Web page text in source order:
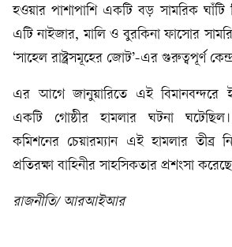
হওয়ার পাশাপাশি একটি বড় সামরিক
এটি নাইজার, মালি ও বুরকিনা ফাসোর
‘সাহেল রাষ্ট্রসমূহের জোট’-এর গুরুত্বপূর্ণ
এর আগে জানুয়ারিতে এই বিমানবন্দরে
একটি গোষ্ঠীর হামলার ঘটনা
কমিশনের চেয়ারম্যান এই হামলার তীব্র
প্রতিরক্ষা বাহিনীর সাহসিকতার প্রশংসা
রাজনীতি/ আরআইআর